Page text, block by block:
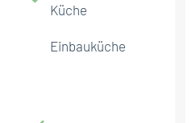
Küche
Einbauküche